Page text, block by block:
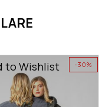
-30%
to Wishlist